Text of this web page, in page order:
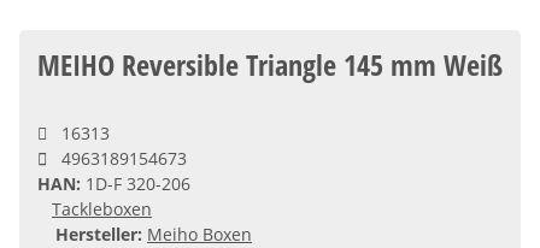
MEIHO Reversible Triangle 145 mm Weiß
16313
4963189154673
HAN: 1D-F 320-206
Tackleboxen
Hersteller: Meiho Boxen